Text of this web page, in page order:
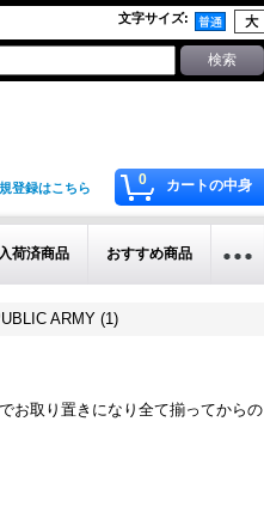
文字サイズ:
0 カートの中身
登録はこちら
入荷済商品 おすすめ商品
ARMY (1)
お取り置きになり全て揃ってからの